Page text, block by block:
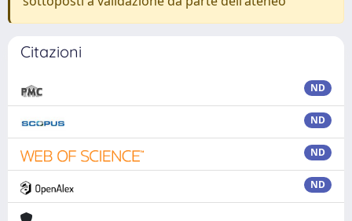
Citazioni
ND
ND
ND
ND